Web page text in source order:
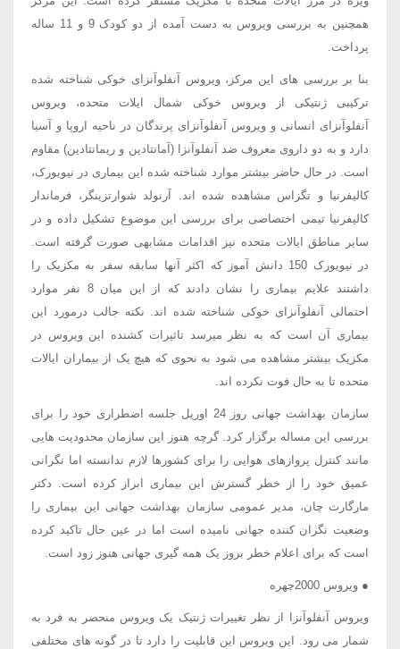
همچنین به بررسی ویروس به دست آمده از دو کودک 9 و 11 ساله
پرداخت.
بنا بر بررسی های این مرکز، ویروس آنفلوآنزای خوکی شناخته شده
ترکیبی ژنتیکی از ویروس خوکی شمال ایلات متحده، ویروس
آنفلوآنزای انسانی و ویروس آنفلوآنزای پرندگان در ناحیه اروپا و آسیا
دارد و به دو داروی معروف ضد آنفلوآنزا (آمانتادین و ریمانتادین) مقاوم
است. در حال حاضر بیشتر موارد شناخته شده این بیماری در نیویورک،
کالیفرنیا و تگزاس مشاهده شده اند. آرنولد شوارتزینگر، فرماندار
کالیفرنیا تیمی اختصاصی برای بررسی این موضوع تشکیل داده و در
سایر مناطق ایالات متحده نیز اقدامات مشابهی صورت گرفته است.
در نیویورک 150 دانش آموز که اکثر آنها سابقه سفر به مکزیک را
داشتند علایم بیماری را نشان دادند که از این میان 8 نفر موارد
احتمالی آنفلوآنزای خوکی شناخته شده اند. نکته جالب درمورد این
بیماری آن است که به نظر میرسد تاثیرات کشنده این ویروس در
مکزیک بیشتر مشاهده می شود به نحوی که هیچ یک از بیماران ایالات
متحده تا به حال فوت نکرده اند.
سازمان بهداشت جهانی روز 24 اوریل جلسه اضطراری خود را برای
بررسی این مساله برگزار کرد. گرچه هنوز این سازمان محدودیت هایی
مانند کنترل پروازهای هوایی را برای کشورها لازم ندانسته اما نگرانی
عمیق خود را از خطر گسترش این بیماری ابراز کرده است. دکتر
مارگارت چان، مدیر عمومی سازمان بهداشت جهانی این بیماری را
وضعیت نگران کننده جهانی نامیده است اما در عین حال تاکید کرده
است که برای اعلام خطر بروز یک همه گیری جهانی هنوز زود است.
● ویروس 2000چهره
ویروس آنفلوآنزا از نظر تغییرات ژنتیک یک ویروس منحصر به فرد به
شمار می رود. این ویروس این قابلیت را دارد تا در گونه های مختلفی